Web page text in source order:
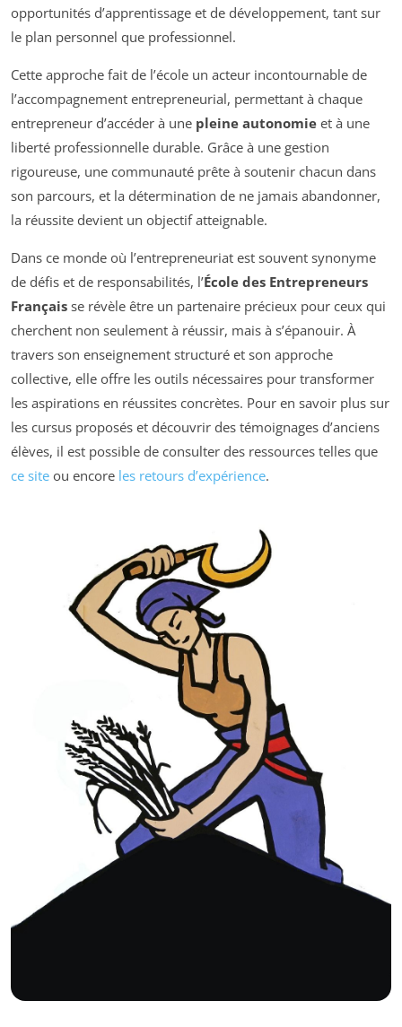
opportunités d’apprentissage et de développement, tant sur
le plan personnel que professionnel.
Cette approche fait de l’école un acteur incontournable de
l’accompagnement entrepreneurial, permettant à chaque
entrepreneur d’accéder à une pleine autonomie et à une
liberté professionnelle durable. Grâce à une gestion
rigoureuse, une communauté prête à soutenir chacun dans
son parcours, et la détermination de ne jamais abandonner,
la réussite devient un objectif atteignable.
Dans ce monde où l’entrepreneuriat est souvent synonyme
de défis et de responsabilités, l’École des Entrepreneurs
Français se révèle être un partenaire précieux pour ceux qui
cherchent non seulement à réussir, mais à s’épanouir. À
travers son enseignement structuré et son approche
collective, elle offre les outils nécessaires pour transformer
les aspirations en réussites concrètes. Pour en savoir plus sur
les cursus proposés et découvrir des témoignages d’anciens
élèves, il est possible de consulter des ressources telles que
ce site ou encore les retours d’expérience.